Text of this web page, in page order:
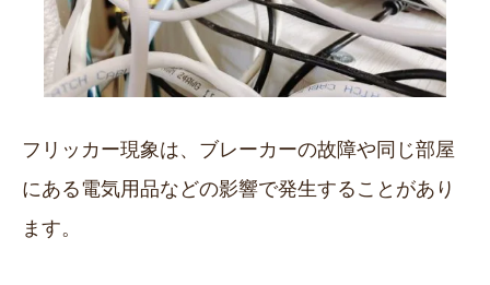
フリッカー現象は、ブレーカーの故障や同じ部屋
にある電気用品などの影響で発生することがあり
ます。